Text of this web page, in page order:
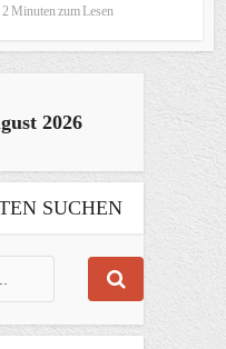
2 Minuten zum Lesen
2026
SUCHEN